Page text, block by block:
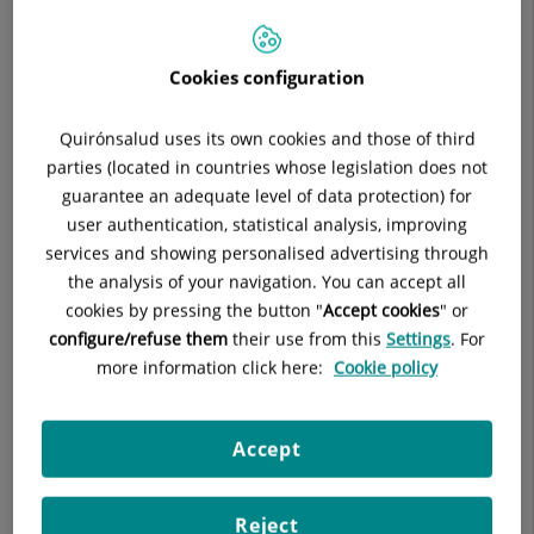
REANIMACIÓN
ANESTESIOLOGÍA Y REANIMACIÓN
Pide cita con este profesional en otros hospitales:
Hospital de Día Quirónsalud Huesca
C/ Pedro Sopena nº 12
22003 Huesca Huesca
974 238 188
Datos del profesional
Cookies configuration
Quirónsalud uses its own cookies and those of third
parties (located in countries whose legislation does not
guarantee an adequate level of data protection) for
user authentication, statistical analysis, improving
services and showing personalised advertising through
the analysis of your navigation. You can accept all
cookies by pressing the button "Accept cookies" or
configure/refuse them their use from this Settings. For
more information click here: Cookie policy
Reject
Accept